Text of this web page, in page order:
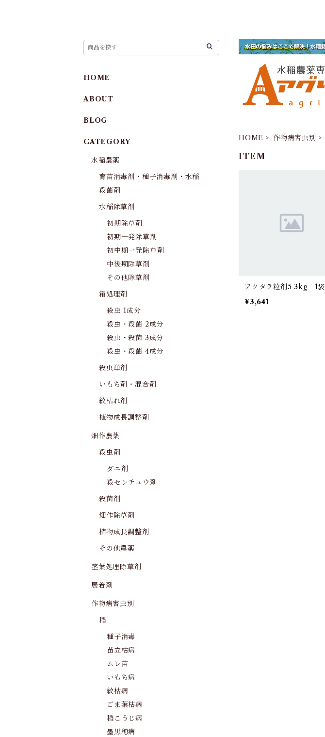
HOME 作物病害虫別
ITEM
アクタラ粒剤5 3kg 1袋
¥3,641
HOME
ABOUT
BLOG
CATEGORY
水稲農薬
育苗消毒剤・種子消毒剤・水稲
殺菌剤
水稲除草剤
初期除草剤
初期一発除草剤
初中期一発除草剤
中後期除草剤
その他除草剤
箱処理剤
殺虫 1成分
殺虫・殺菌 2成分
殺虫・殺菌 3成分
殺虫・殺菌 4成分
殺虫単剤
いもち剤・混合剤
紋枯れ剤
植物成長調整剤
畑作農薬
殺虫剤
ダニ剤
殺センチュウ剤
殺菌剤
畑作除草剤
植物成長調整剤
その他農薬
茎葉処理除草剤
展着剤
作物病害虫別
稲
種子消毒
苗立枯病
ムレ苗
いもち病
紋枯病
ごま葉枯病
稲こうじ病
墨黒穂病